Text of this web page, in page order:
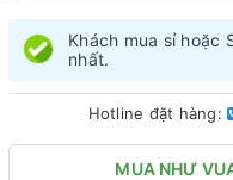
Khách mua sỉ hoặc
nhất.
Hotline đặt hàng:
MUA NHƯ